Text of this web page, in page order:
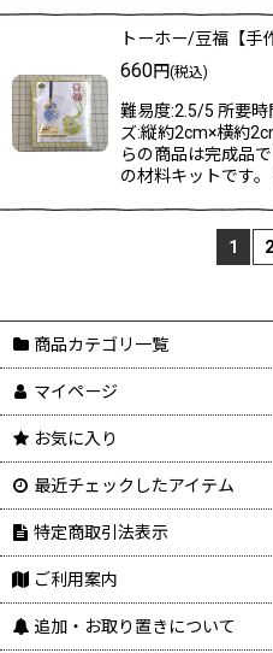
トーホー/豆福【手
660円(税込)
難易度:2.5/5 所要
ズ:縦約2cm×横約
らの商品は完成品
の材料キットです。
1 2
商品カテゴリ一覧
マイページ
お気に入り
最近チェックしたアイテム
特定商取引法表示
ご利用案内
追加・お取り置きについて